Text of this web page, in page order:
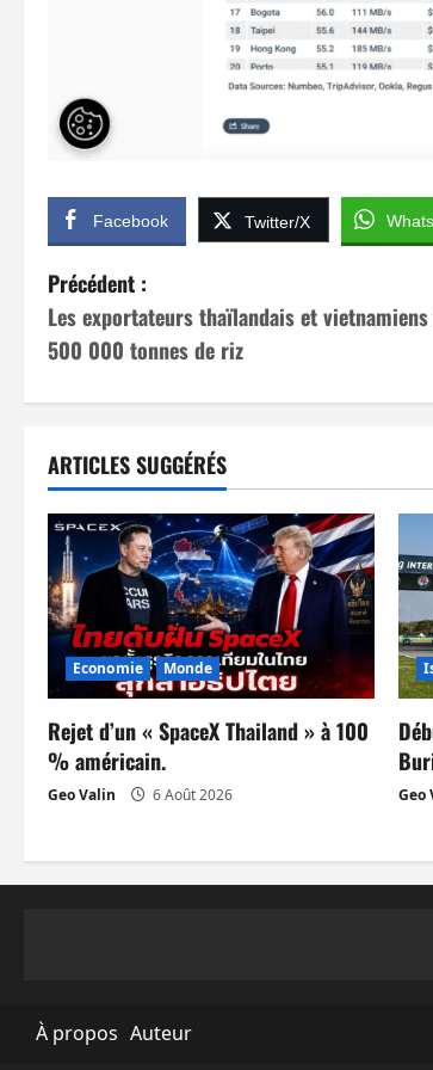
Facebook Twitter/X
N
a
v
g
a
t
i
o
n
d
a
i
Précédent :
Les exportateurs thaïlandais et
500 000 tonnes de riz
ARTICLES SUGGÉRÉS
Economie Monde
Rejet d’un « SpaceX Thailand » à 100
% américain.
Geo Valin 6 Août 2026 Geo
À propos Auteur